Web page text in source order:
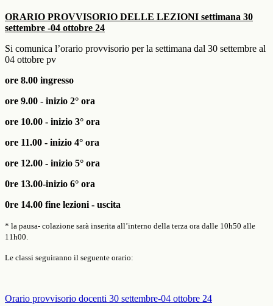
ORARIO PROVVISORIO DELLE LEZIONI settimana 30
settembre -04 ottobre 24
Si comunica l’orario provvisorio per la settimana dal 30 settembre al
04 ottobre pv
ore 8.00 ingresso
ore 9.00 - inizio 2° ora
ore 10.00 - inizio 3° ora
ore 11.00 - inizio 4° ora
ore 12.00 - inizio 5° ora
0re 13.00-inizio 6° ora
0re 14.00 fine lezioni - uscita
* la pausa- colazione sarà inserita all’interno della terza ora dalle 10h50 alle
11h00.
Le classi seguiranno il seguente orario:
Orario provvisorio docenti 30 settembre-04 ottobre 24